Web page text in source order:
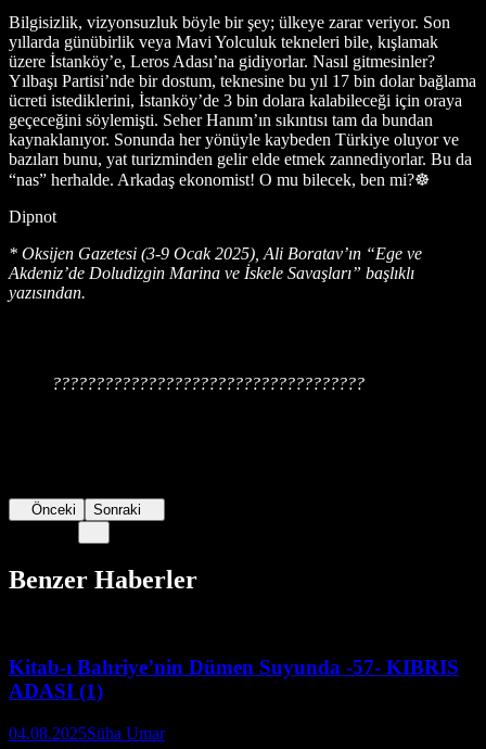
Bilgisizlik, vizyonsuzluk böyle bir şey; ülkeye zarar veriyor. Son
yıllarda günübirlik veya Mavi Yolculuk tekneleri bile, kışlamak
üzere İstanköy’e, Leros Adası’na gidiyorlar. Nasıl gitmesinler?
Yılbaşı Partisi’nde bir dostum, teknesine bu yıl 17 bin dolar bağlama
ücreti istediklerini, İstanköy’de 3 bin dolara kalabileceği için oraya
geçeceğini söylemişti. Seher Hanım’ın sıkıntısı tam da bundan
kaynaklanıyor. Sonunda her yönüyle kaybeden Türkiye oluyor ve
bazıları bunu, yat turizminden gelir elde etmek zannediyorlar. Bu da
“nas” herhalde. Arkadaş ekonomist! O mu bilecek, ben mi?☸
Dipnot
* Oksijen Gazetesi (3-9 Ocak 2025), Ali Boratav’ın “Ege ve
Akdeniz’de Doludizgin Marina ve İskele Savaşları” başlıklı
yazısından.
????????????????????????????????????
Önceki Sonraki
Benzer Haberler
Kitab-ı Bahriye’nin Dümen Suyunda -57- KIBRIS
ADASI (1)
04.08.2025Süha Umar